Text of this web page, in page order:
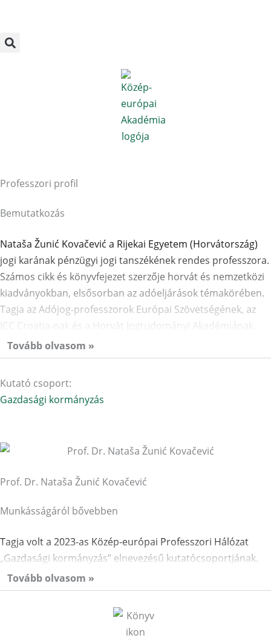
content
Professzori profil
Bemutatkozás
Nataša Žunić Kovačević a Rijekai Egyetem (Horvátország)
jogi karának pénzügyi jogi tanszékének rendes professzora.
Számos cikk és könyvfejezet szerzője horvát és nemzetközi
kiadványokban, elsősorban az adóeljárások témakörében.
Tagja az Adójog-professzorok Európai Szövetségének, az
ICC Croatia-nak és a Horvát Jogtudományi Akadémiának.
Tovább olvasom »
Kutató csoport:
Gazdasági kormányzás
Prof. Dr. Nataša Žunić Kovačević
Munkásságáról bővebben
Tagja volt a 2023-as Közép-európai Professzori Hálózat
„Gazdasági kormányzás” elnevezésű kutatócsoportjának.
Tovább olvasom »